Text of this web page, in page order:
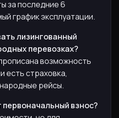
за последние 6
график эксплуатации.
лизингованный
перевозках?
возможность
есть страховка,
рейсы.
взнос?